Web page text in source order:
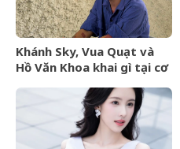
Khánh Sky, Vua Quạt và
Hồ Văn Khoa khai gì tại cơ